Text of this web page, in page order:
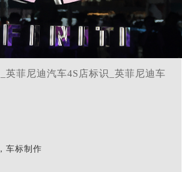
英菲尼迪汽车4S店标识_英菲尼迪车
车标制作